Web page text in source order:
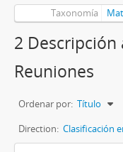
Taxonomía
2
Reuniones
Ordenar por: Título
Direction: Clasificación